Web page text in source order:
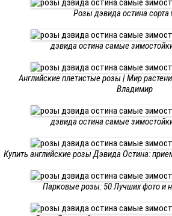
Розы дэвида остина сорта
дэвида остина самые
Английские плетистые розы | Мир
Владимир
дэвида остина самые
Купить английские розы Дэвида Остина:
Парковые розы: 50 Лучших фото и